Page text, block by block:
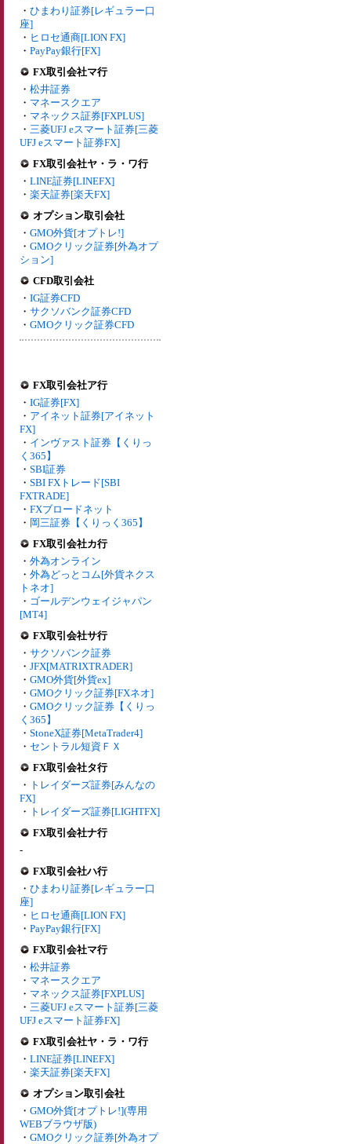
・ ひまわり証券[レギュラー口
座]
・ ヒロセ通商[LION FX]
・ PayPay銀行[FX]
FX取引会社マ行
・ 松井証券
・ マネースクエア
・ マネックス証券[FXPLUS]
・ 三菱UFJ eスマート証券[三菱
UFJ eスマート証券FX]
FX取引会社ヤ・ラ・ワ行
・ LINE証券[LINEFX]
・ 楽天証券[楽天FX]
オプション取引会社
・ GMO外貨[オプトレ!]
・ GMOクリック証券[外為オプ
ション]
CFD取引会社
・ IG証券CFD
・ サクソバンク証券CFD
・ GMOクリック証券CFD
FX取引会社ア行
・ IG証券[FX]
・ アイネット証券[アイネット
FX]
・ インヴァスト証券【くりっ
く365】
・ SBI証券
・ SBI FXトレード[SBI
FXTRADE]
・ FXブロードネット
・ 岡三証券【くりっく365】
FX取引会社カ行
・ 外為オンライン
・ 外為どっとコム[外貨ネクス
トネオ]
・ ゴールデンウェイジャパン
[MT4]
FX取引会社サ行
・ サクソバンク証券
・ JFX[MATRIXTRADER]
・ GMO外貨[外貨ex]
・ GMOクリック証券[FXネオ]
・ GMOクリック証券【くりっ
く365】
・ StoneX証券[MetaTrader4]
・ セントラル短資ＦＸ
FX取引会社タ行
・ トレイダーズ証券[みんなの
FX]
・ トレイダーズ証券[LIGHTFX]
FX取引会社ナ行
-
FX取引会社ハ行
・ ひまわり証券[レギュラー口
座]
・ ヒロセ通商[LION FX]
・ PayPay銀行[FX]
FX取引会社マ行
・ 松井証券
・ マネースクエア
・ マネックス証券[FXPLUS]
・ 三菱UFJ eスマート証券[三菱
UFJ eスマート証券FX]
FX取引会社ヤ・ラ・ワ行
・ LINE証券[LINEFX]
・ 楽天証券[楽天FX]
オプション取引会社
・ GMO外貨[オプトレ!](専用
WEBブラウザ版)
・ GMOクリック証券[外為オプ